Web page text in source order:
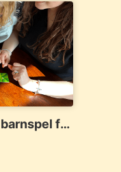
för